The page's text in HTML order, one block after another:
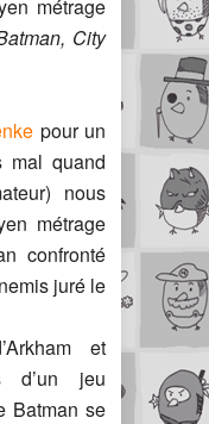
métrage
City
pour un
mal quand
nous
métrage
confronté
juré le
et
d’un jeu
Batman se